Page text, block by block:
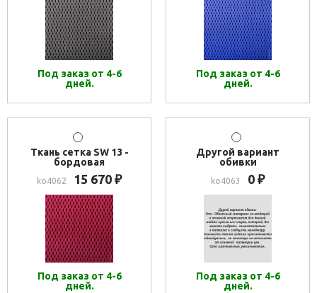
Под заказ от 4-6
дней.
Под заказ от 4-6
дней.
Ткань сетка SW 13 -
бордовая
ko4062 15 670 ₽
Под заказ от 4-6
дней.
Другой вариант
обивки
ko4063 0 ₽
Под заказ от 4-6
дней.